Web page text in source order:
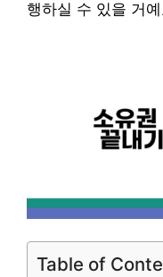
행하실 수 있을 거
Table of